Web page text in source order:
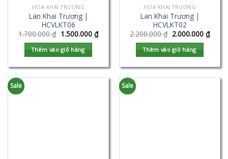
HOA KHAI TRƯƠNG
Lan Khai Trương |
HCVLKT06
1.700.000₫ 1.500.000 ₫
Thêm vào giỏ hàng
HOA KHAI TRƯƠNG
Lan Khai Trương |
HCVLKT02
2.200.000₫ 2.000.000 ₫
Thêm vào giỏ hàng
Sale Sale